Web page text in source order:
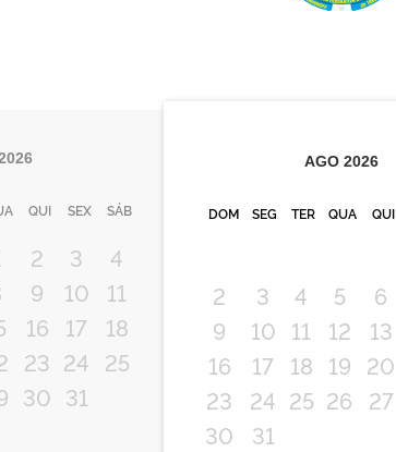
QUI SEX SÁB
2 3
4
9 10
11
16 17
18
23 24 25
30 31
AGO 2026
DOM SEG TER QUA QUI
2
3 4 5 6
9
10 11 12 13
16
17 18 19 20
23
24 25 26 27
30
31